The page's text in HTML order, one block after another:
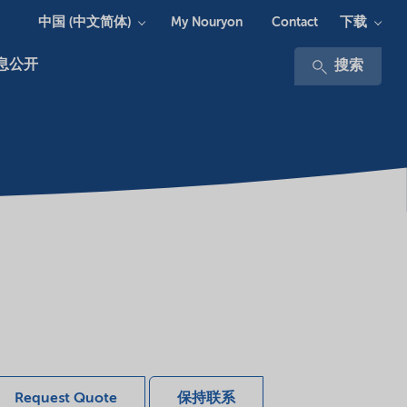
公开 搜索
中国 (中文简体) My Nouryon Contact 下载
Request Quote 保持联系